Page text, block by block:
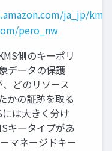
ja_jp/
pero_nw
側のキーポリ
データの保護
どのリソース
かの証跡を取る
は⼤きく分け
キータイプがあ
マネージドキー